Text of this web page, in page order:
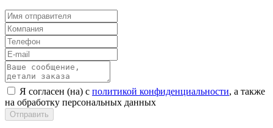
Я согласен (на) с политикой конфиденциальности, а также
на обработку персональных данных
Отправить